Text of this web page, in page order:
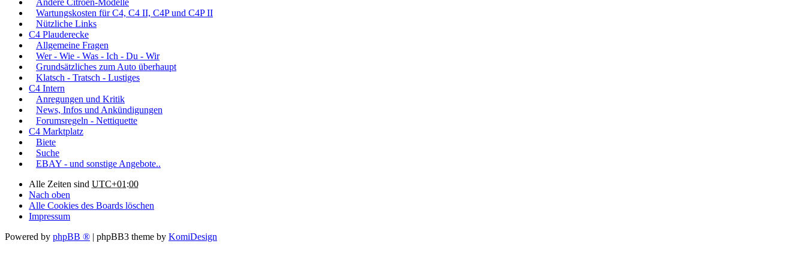
Andere Citroën-Modelle
Wartungskosten für C4, C4 II, C4P und C4P II
Nützliche Links
C4 Plauderecke
Allgemeine Fragen
Wer - Wie - Was - Ich - Du - Wir
Grundsätzliches zum Auto überhaupt
Klatsch - Tratsch - Lustiges
C4 Intern
Anregungen und Kritik
News, Infos und Ankündigungen
Forumsregeln - Nettiquette
C4 Marktplatz
Biete
Suche
EBAY - und sonstige Angebote..
Alle Zeiten sind UTC+01:00
Nach oben
Alle Cookies des Boards löschen
Impressum
Powered by phpBB ® | phpBB3 theme by KomiDesign